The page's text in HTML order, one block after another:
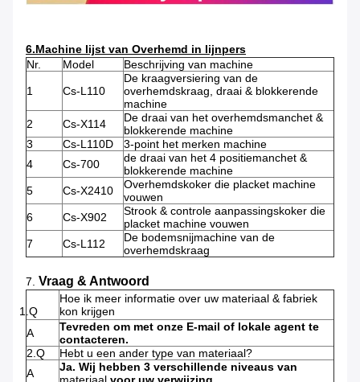
6.Machine lijst van Overhemd in lijnpers
Nr.
Model Beschrijving van machine
1 Cs-L110
De kraagversiering van de
overhemdskraag, draai & blokkerende
machine
2
Cs-X114
De draai van het overhemdsmanchet &
blokkerende machine
3
Cs-L110D
3-point het merken machine
4
Cs-700
de draai van het 4 positiemanchet &
blokkerende machine
5
Cs-X2410
Overhemdskoker die placket machine
vouwen
6
Cs-X902
Strook & controle aanpassingskoker die
placket machine vouwen
7
Cs-L112
De bodemsnijmachine van de
overhemdskraag
7. Vraag & Antwoord
1.Q
Hoe ik meer informatie over uw materiaal & fabriek
kon krijgen
A
Tevreden om met onze E-mail of lokale agent te
contacteren.
2.Q
Hebt u een ander type van materiaal?
A
Ja. Wij hebben 3 verschillende niveaus van